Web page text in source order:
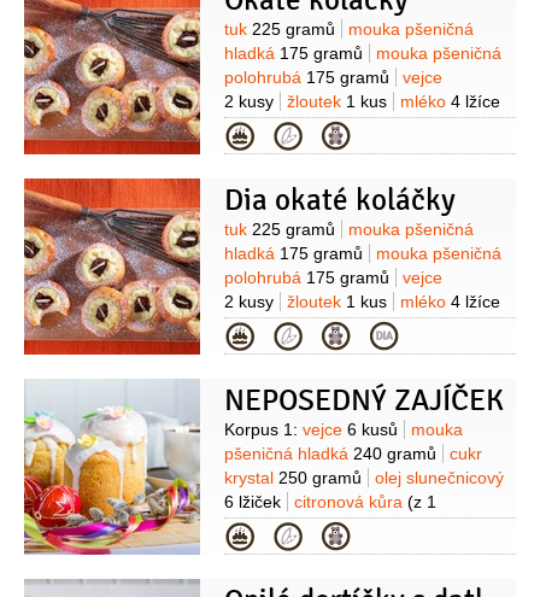
Suroviny
tuk 225 gramů
mouka pšeničná
hladká 175 gramů
mouka pšeničná
polohrubá 175 gramů
vejce
2 kusy
žloutek 1 kus mléko 4 lžíce
(studené)
cukr2 lžíce
(pískový)
droždí30 gramů
švestková povidla2 lžíce
piškoty
2 lžíce
Tvarohová nádivka:
tvaroh
měkký 180 gramů vejce 1 kus
cukr
moučkový 1 lžíce (vrchovatá)
1,5 lžíce
pudinkový prášek vanilkový
1 lžíce
rumové aroma2 kapky
Kategorie
Dia okaté koláčky
Suroviny
tuk 225 gramů
mouka pšeničná
hladká 175 gramů
mouka pšeničná
polohrubá 175 gramů
vejce
2 kusy
žloutek 1 kus mléko 4 lžíce
(studené)
náhradní sladidlo
2 lžíce
droždí30 gramů
švestková povidla 2 lžíce
(DIA)
piškoty 2 lžíce
Tvarohová
nádivka: tvaroh měkký
180 gramů
vejce 1 kus
náhradní
sladidlo 1 lžíce
(vrchovatá,
Cukren)
mléko1,5 lžíce
pudinkový
prášek vanilkový
Kategorie
NEPOSEDNÝ ZAJÍČEK
Suroviny
Korpus 1: vejce 6 kusů
mouka
pšeničná hladká 240 gramů
cukr
krystal 250 gramů
olej slunečnicový
6 lžiček
citronová kůra (z 1
citronu)
sůl 1 špetka
potření formy) Korpus 2: vejce
Kategorie